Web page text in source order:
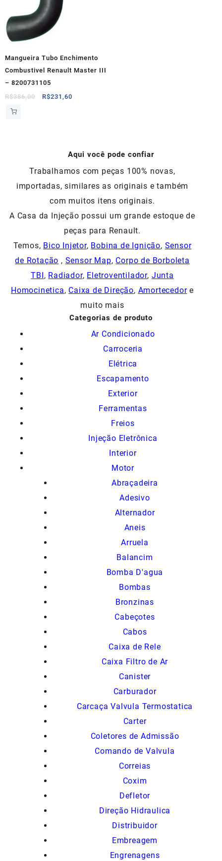
Mangueira Tubo Enchimento
Combustivel Renault Master III
– 8200731105
R$386,00
O
R$231,60
Aqui você pode confiar
Trabalhamos com peças 100% novas,
importadas, similares as originais e também
com muitos itens originais.
A Casa da Injeção possui um grande estoque de
peças para Renault.
Temos, Bico Injetor, Bobina de Ignição, Sensor
de Rotação , Sensor Map, Corpo de Borboleta
TBI, Radiador, Eletroventilador, Junta
Homocinetica, Caixa de Direção, Amortecedore
muito mais
Categorias de produto
Ar Condicionado
Carroceria
Elétrica
Escapamento
Exterior
Ferramentas
Freios
Injeção Eletrônica
Interior
Motor
Abraçadeira
Adesivo
Alternador
Aneis
Arruela
Balancim
Bomba D'agua
Bombas
Bronzinas
Cabeçotes
Cabos
Caixa de Rele
Caixa Filtro de Ar
Canister
Carburador
Carcaça Valvula Termostatica
Carter
Coletores de Admissão
Comando de Valvula
Correias
Coxim
Defletor
Direção Hidraulica
Distribuidor
Embreagem
Engrenagens